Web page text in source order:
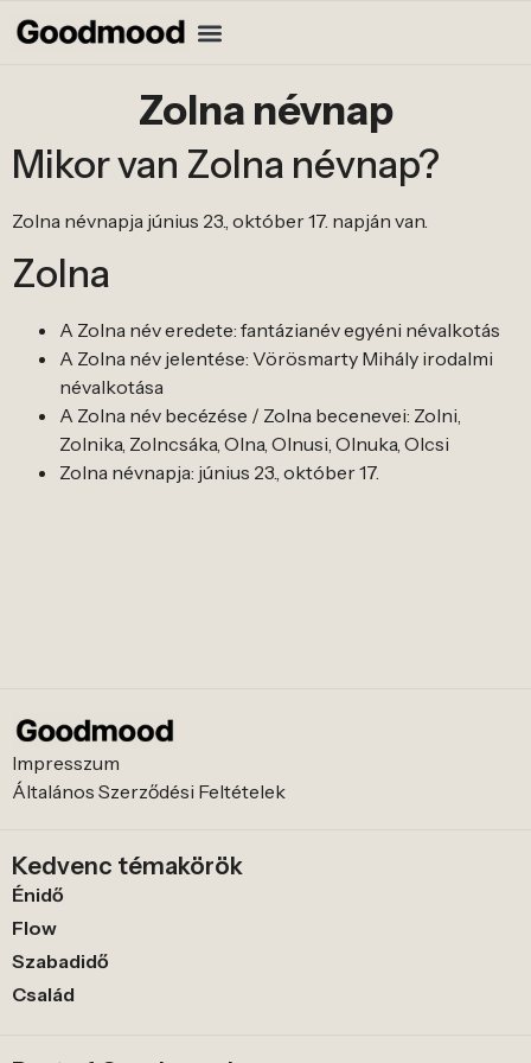
Zolna névnap
Mikor van Zolna névnap?
Zolna névnapja június 23., október 17. napján van.
Zolna
A Zolna név eredete: fantázianév egyéni névalkotás
A Zolna név jelentése: Vörösmarty Mihály irodalmi
névalkotása
A Zolna név becézése / Zolna becenevei: Zolni,
Zolnika, Zolncsáka, Olna, Olnusi, Olnuka, Olcsi
Zolna névnapja: június 23., október 17.
Impresszum
Általános Szerződési Feltételek
Kedvenc témakörök
Énidő
Flow
Szabadidő
Család